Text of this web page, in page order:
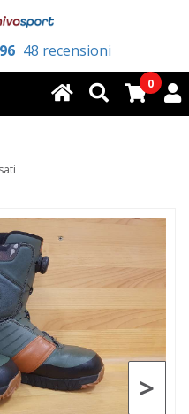
48 recensioni
0
>